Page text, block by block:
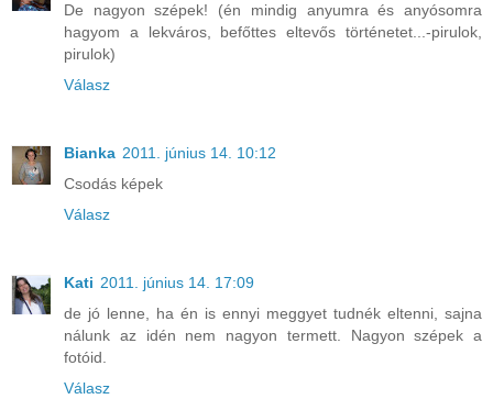
De nagyon szépek! (én mindig anyumra és anyósomra
hagyom a lekváros, befőttes eltevős történetet...-pirulok,
pirulok)
Válasz
Bianka 2011. június 14. 10:12
Csodás képek
Válasz
Kati 2011. június 14. 17:09
de jó lenne, ha én is ennyi meggyet tudnék eltenni, sajna
nálunk az idén nem nagyon termett. Nagyon szépek a
fotóid.
Válasz